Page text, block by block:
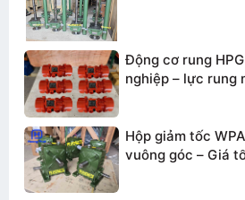
Động cơ rung
nghiệp – lực rung
Hộp giảm tốc
vuông góc – Giá